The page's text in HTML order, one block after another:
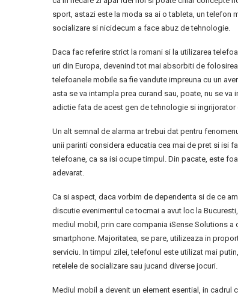
sport, astazi este la moda sa ai o tableta, un telefon
socializare si nicidecum a face abuz de tehnologie.
Daca fac referire strict la romani si la utilizarea
uri din Europa, devenind tot mai absorbiti de
telefoanele mobile sa fie vandute impreuna cu un
asta se va intampla prea curand sau, poate, nu se
adictie fata de acest gen de tehnologie si
Un alt semnal de alarma ar trebui dat pentru
unii parinti considera educatia cea mai de pret si isi
telefoane, ca sa isi ocupe timpul. Din pacate, este
adevarat.
Ca si aspect, daca vorbim de dependenta si de ce
discutie evenimentul ce tocmai a avut loc la
mediul mobil, prin care compania iSense Solutions
smartphone. Majoritatea, se pare, utilizeaza in
serviciu. In timpul zilei, telefonul este utilizat mai
retelele de socializare sau jucand diverse jocuri.
Mediul mobil a devenit un element esential, in